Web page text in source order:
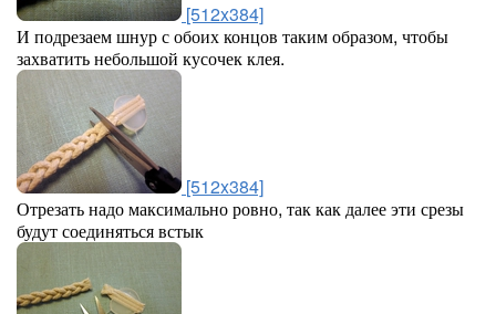
[512x384]
И подрезаем шнур с обоих концов таким образом, чтобы
захватить небольшой кусочек клея.
[512x384]
Отрезать надо максимально ровно, так как далее эти срезы
будут соединяться встык